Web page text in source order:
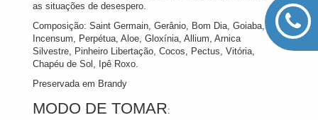
as situações de desespero.
Composição: Saint Germain, Gerânio, Bom Dia, Goiaba,
Incensum, Perpétua, Aloe, Gloxínia, Allium, Arnica
Silvestre, Pinheiro Libertação, Cocos, Pectus, Vitória,
Chapéu de Sol, Ipê Roxo.
Preservada em Brandy
MODO DE TOMAR: